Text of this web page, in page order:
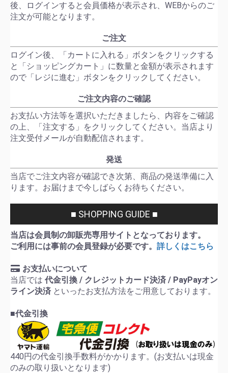
後、ログインすると会員価格が表示され、WEBからのご
注文が可能となります。
ご注文
ログイン後、「カートに入れる」ボタンをクリックする
と「ショッピングカート」に数量と金額が表示されます
ので「レジに進む」ボタンをクリックしてください。
ご注文内容のご確認
お支払い方法等を選択いただきましたら、内容をご確認
の上、「注文する」をクリックしてください。当店より
注文受付メールが自動配信されます。
発送
当店でご注文内容が確認でき次第、商品の発送準備に入
ります。お届けまで今しばらくお待ちください。
■ SHOPPING GUIDE ■
当店は会員制の卸販売専用サイトとなっております。
ご利用には事前の会員登録が必要です。 詳しくはこちら
お支払いについて
当店では 代金引換 / クレジットカード決済 / PayPayオン
ライン決済 といったお支払方法をご用意しております。
■代金引換
440円の代金引換手数料がかかります。(お支払いは現金
のみの取り扱いとなります)